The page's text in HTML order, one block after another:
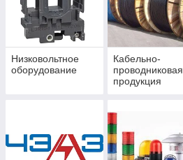
Низковольтное
оборудование
Кабельно-
проводниковая
продукция